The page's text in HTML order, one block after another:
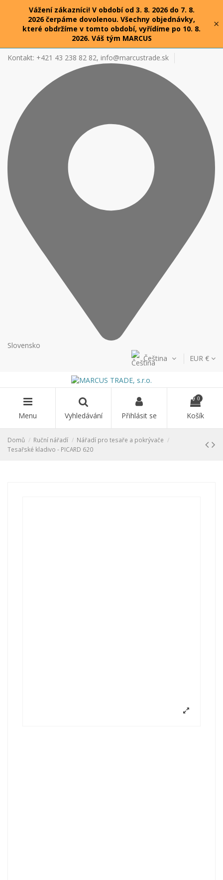
Vážení zákazníci! V období od 3. 8. 2026 do 7. 8.
2026 čerpáme dovolenou. Všechny objednávky,
které obdržíme v tomto období, vyřídíme po 10. 8.
2026. Váš tým MARCUS
×
Kontakt: +421 43 238 82 82, info@marcustrade.sk
Slovensko
Čeština
EUR €
Menu Vyhledávání Přihlásit se
0
Košík
Domů Ruční nářadí
Nářadí pro tesaře a pokrývače
Tesařské kladivo - PICARD 620